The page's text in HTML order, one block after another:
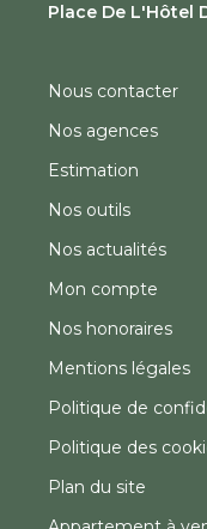
Place De L'Hôtel
Nous contacter
Nos agences
Estimation
Nos outils
Nos actualités
Mon compte
Nos honoraires
Mentions légales
Politique de
Politique des
Plan du site